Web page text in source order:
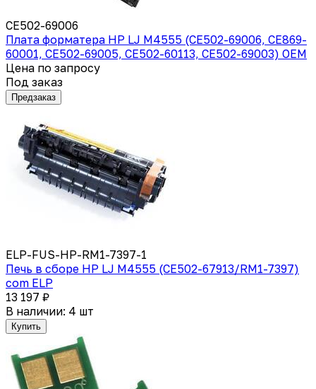
CE502-69006
Плата форматера HP LJ M4555 (CE502-69006, CE869-
60001, CE502-69005, CE502-60113, CE502-69003) OEM
Цена по запросу
Под заказ
Предзаказ
ELP-FUS-HP-RM1-7397-1
Печь в сборе HP LJ M4555 (CE502-67913/RM1-7397)
com ELP
13 197 ₽
В наличии: 4 шт
Купить